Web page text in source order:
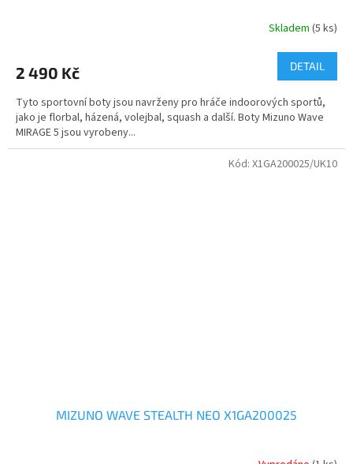
Skladem (5 ks)
2 490 Kč DETAIL
Tyto sportovní boty jsou navrženy pro hráče indoorových sportů,
jako je florbal, házená, volejbal, squash a další. Boty Mizuno Wave
MIRAGE 5 jsou vyrobeny...
MIZUNO WAVE STEALTH NEO X1GA200025
Kód: X1GA200025/UK10